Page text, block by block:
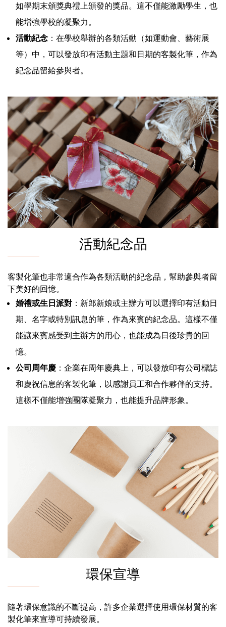
如學期末頒獎典禮上頒發的獎品。這不僅能激勵學生，也
能增強學校的凝聚力。
活動紀念 ：在學校舉辦的各類活動（如運動會、藝術展
等）中，可以發放印有活動主題和日期的客製化筆，作為
紀念品留給參與者。
活動紀念品
客製化筆也非常適合作為各類活動的紀念品，幫助參與者留
下美好的回憶。
婚禮或生日派對 ：新郎新娘或主辦方可以選擇印有活動日
期、名字或特別訊息的筆，作為來賓的紀念品。這樣不僅
能讓來賓感受到主辦方的用心，也能成為日後珍貴的回
憶。
公司周年慶 ：企業在周年慶典上，可以發放印有公司標誌
和慶祝信息的客製化筆，以感謝員工和合作夥伴的支持。
這樣不僅能增強團隊凝聚力，也能提升品牌形象。
環保宣導
隨著環保意識的不斷提高，許多企業選擇使用環保材質的客
製化筆來宣導可持續發展。